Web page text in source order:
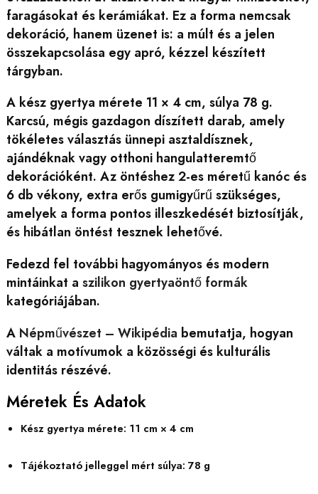
faragásokat és kerámiákat. Ez a forma nemcsak
dekoráció, hanem üzenet is: a múlt és a jelen
összekapcsolása egy apró, kézzel készített
tárgyban.
A kész gyertya mérete 11 × 4 cm, súlya 78 g.
Karcsú, mégis gazdagon díszített darab, amely
tökéletes választás ünnepi asztaldísznek,
ajándéknak vagy otthoni hangulatteremtő
dekorációként. Az öntéshez 2-es méretű kanóc és
6 db vékony, extra erős gumigyűrű szükséges,
amelyek a forma pontos illeszkedését biztosítják,
és hibátlan öntést tesznek lehetővé.
Fedezd fel további hagyományos és modern
mintáinkat a szilikon gyertyaöntő formák
kategóriájában.
A Népművészet – Wikipédia bemutatja, hogyan
váltak a motívumok a közösségi és kulturális
identitás részévé.
Méretek És Adatok
Kész gyertya mérete: 11 cm × 4 cm
Tájékoztató jelleggel mért súlya: 78 g